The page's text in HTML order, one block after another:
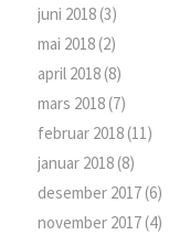
juni 2018(3)
mai 2018(2)
april 2018(8)
mars 2018(7)
februar 2018(11)
januar 2018(8)
desember 2017(6)
november 2017(4)